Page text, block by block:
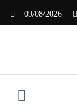
09/08/2026